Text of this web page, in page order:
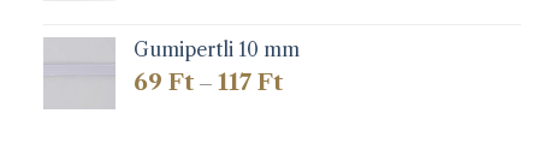
Gumipertli 10 mm
69 Ft – 117 FtÁrtartomány: